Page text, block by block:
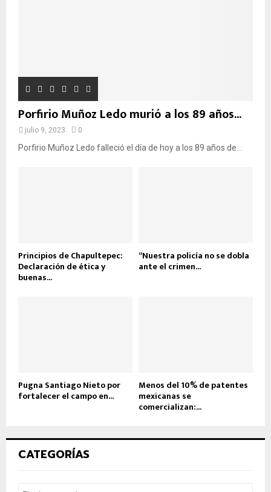
Porfirio Muñoz Ledo murió a los 89 años...
julio 9, 2023 0
Porfirio Muñoz Ledo falleció el día de hoy a los 89 años de...
Principios de Chapultepec:
Declaración de ética y
buenas...
“Nuestra policía no se dobla
ante el crimen...
Pugna Santiago Nieto por
fortalecer el campo en...
Menos del 10% de patentes
mexicanas se
comercializan:...
CATEGORÍAS